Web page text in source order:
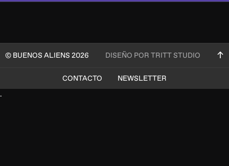
© BUENOS ALIENS 2026 DISEÑO POR TRITT STUDIO
CONTACTO
NEWSLETTER
.